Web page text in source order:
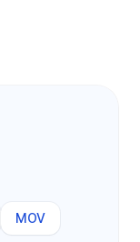
MOV